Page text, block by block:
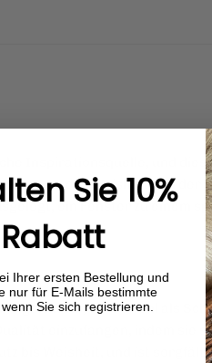
Inspirationsquelle, und
von der Weisheit und
ein Fenster zu einem
die sowohl als
einzufangen, indem sie
bis Weisheit, und ist
Sie 10%
Rabatt
Ihrer ersten Bestellung und
nur für E-Mails bestimmte
Sie sich registrieren.